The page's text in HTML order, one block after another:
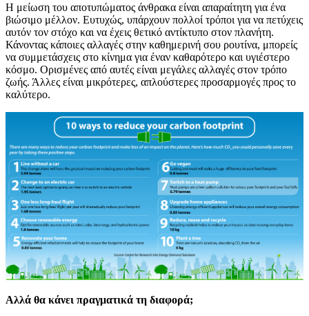
Η μείωση του αποτυπώματος άνθρακα είναι απαραίτητη για ένα
βιώσιμο μέλλον. Ευτυχώς, υπάρχουν πολλοί τρόποι για να πετύχεις
αυτόν τον στόχο και να έχεις θετικό αντίκτυπο στον πλανήτη.
Κάνοντας κάποιες αλλαγές στην καθημερινή σου ρουτίνα, μπορείς
να συμμετάσχεις στο κίνημα για έναν καθαρότερο και υγιέστερο
κόσμο. Ορισμένες από αυτές είναι μεγάλες αλλαγές στον τρόπο
ζωής. Άλλες είναι μικρότερες, απλούστερες προσαρμογές προς το
καλύτερο.
Αλλά θα κάνει πραγματικά τη διαφορά;